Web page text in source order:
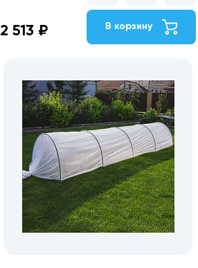
2 513 ₽ В корзину